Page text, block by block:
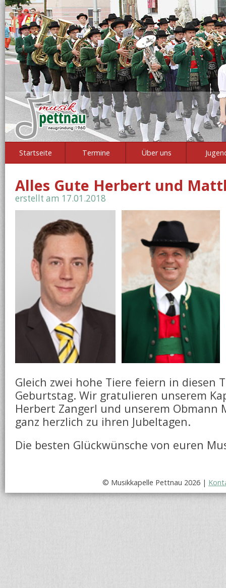
Startseite Termine Über uns
Alles Gute Herbert und
erstellt am 17.01.2018
Gleich zwei hohe Tiere feiern in diesen
Geburtstag. Wir gratulieren unserem
Herbert Zangerl und unserem Obmann
ganz herzlich zu ihren Jubeltagen.
Die besten Glückwünsche von euren
© Musikkapelle Pettnau 2026 |